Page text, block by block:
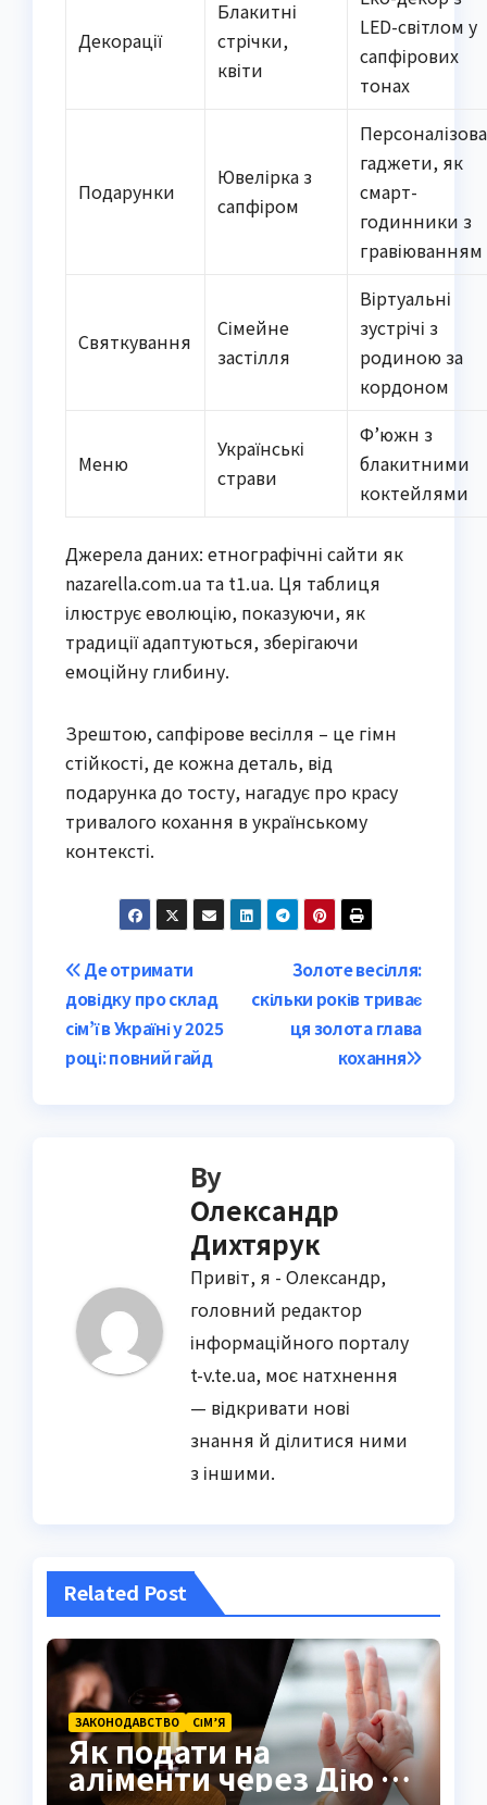
Декорації
Блакитні
стрічки,
квіти
LED-світлом у
сапфірових
тонах
Подарунки
Ювелірка з
сапфіром
гаджети, як
смарт-
годинники з
гравіюванням
Святкування
Сімейне
застілля
Віртуальні
зустрічі з
родиною за
кордоном
Меню
Українські
страви
Ф’южн з
блакитними
коктейлями
Джерела даних: етнографічні сайти як
nazarella.com.ua та t1.ua. Ця таблиця
ілюструє еволюцію, показуючи, як
традиції адаптуються, зберігаючи
емоційну глибину.
Зрештою, сапфірове весілля – це гімн
стійкості, де кожна деталь, від
подарунка до тосту, нагадує про красу
тривалого кохання в українському
контексті.
Post
navigation
Золоте весілля:
скільки років триває
ця золота глава
кохання
Де отримати
довідку про склад
сім’ї в Україні у 2025
році: повний гайд
By
Олександр
Дихтярук
Привіт, я - Олександр,
головний редактор
інформаційного порталу
t-v.te.ua, моє натхнення
— відкривати нові
знання й ділитися ними
з іншими.
Related Post
ЗАКОНОДАВСТВО СІМ’Я
Як подати на
аліменти через Дію у